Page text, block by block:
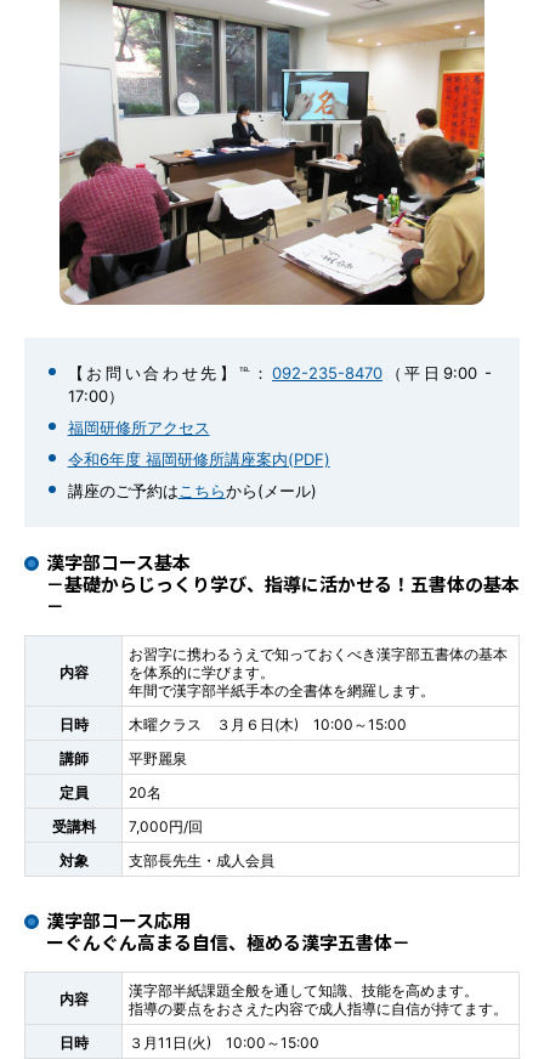
【お問い合わせ先】℡： 092-235-8470（平日9:00 -
17:00）
福岡研修所アクセス
令和6年度 福岡研修所講座案内(PDF)
講座のご予約は こちらから(メール)
漢字部コース基本
－基礎からじっくり学び、指導に活かせる！五書体の基本
－
内容
お習字に携わるうえで知っておくべき漢字部五書体の基本
を体系的に学びます。
年間で漢字部半紙手本の全書体を網羅します。
日時
木曜クラス ３月６日(木) 10:00～15:00
講師
平野麗泉
定員
20名
受講料
7,000円/回
対象
支部長先生・成人会員
漢字部コース応用
ーぐんぐん高まる自信、極める漢字五書体－
内容
漢字部半紙課題全般を通して知識、技能を高めます。
指導の要点をおさえた内容で成人指導に自信が持てます。
日時
３月11日(火) 10:00～15:00